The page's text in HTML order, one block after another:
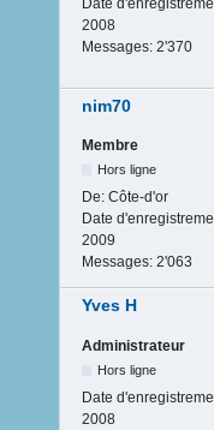
Date
2008
Messages: 2'370
nim70
Membre
Hors ligne
De: Côte-d'or
Date
2009
Messages: 2'063
Yves H
Administrateur
Hors ligne
Date
2008